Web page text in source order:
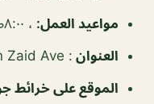
مواعيد العمل: ، ٨:٠٠ص–١٢:٠٠ص
العنوان : Osama Bin Zaid Ave, المنامة، البحرين
الموقع على خرائط